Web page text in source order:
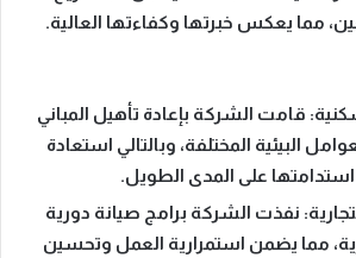
مما يعكس خبرتها وكفاءتها العالية.
: قامت الشركة بإعادة تأهيل المباني
البيئية المختلفة، وبالتالي استعادة
على المدى الطويل.
: نفذت الشركة برامج صيانة دورية
مما يضمن استمرارية العمل وتحسين